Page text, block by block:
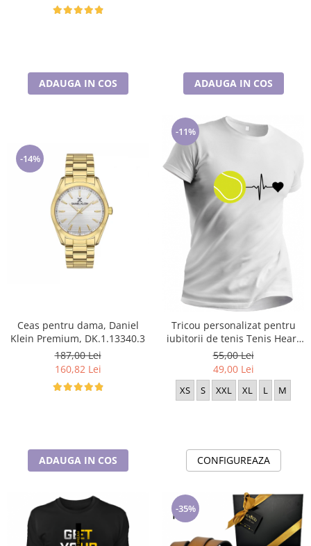
ADAUGA IN COS ADAUGA IN COS
-14%
Ceas pentru dama, Daniel
Klein Premium, DK.1.13340.3
187,00 Lei
160,82 Lei
ADAUGA IN COS
-11%
Tricou personalizat pentru
iubitorii de tenis Tenis Heart
TNS5005
55,00 Lei
49,00 Lei
XS S XXL XL L M
CONFIGUREAZA
-35%